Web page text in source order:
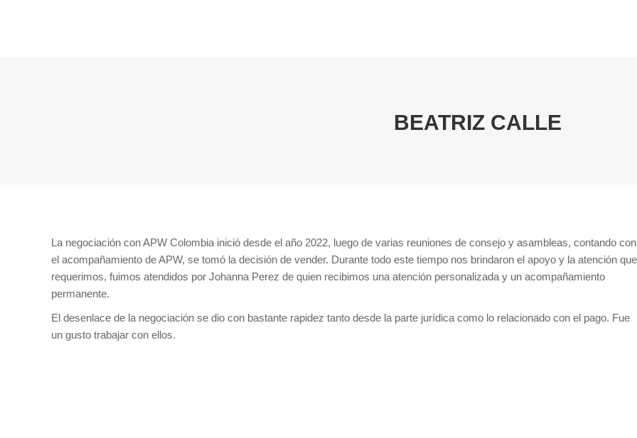
BEATRIZ CALLE
La negociación con APW Colombia inició desde el año 2022, luego de varias reuniones de consejo y asambleas, contando con
el acompañamiento de APW, se tomó la decisión de vender. Durante todo este tiempo nos brindaron el apoyo y la atención que
requerimos, fuimos atendidos por Johanna Perez de quien recibimos una atención personalizada y un acompañamiento
permanente.
El desenlace de la negociación se dio con bastante rapidez tanto desde la parte jurídica como lo relacionado con el pago. Fue
un gusto trabajar con ellos.